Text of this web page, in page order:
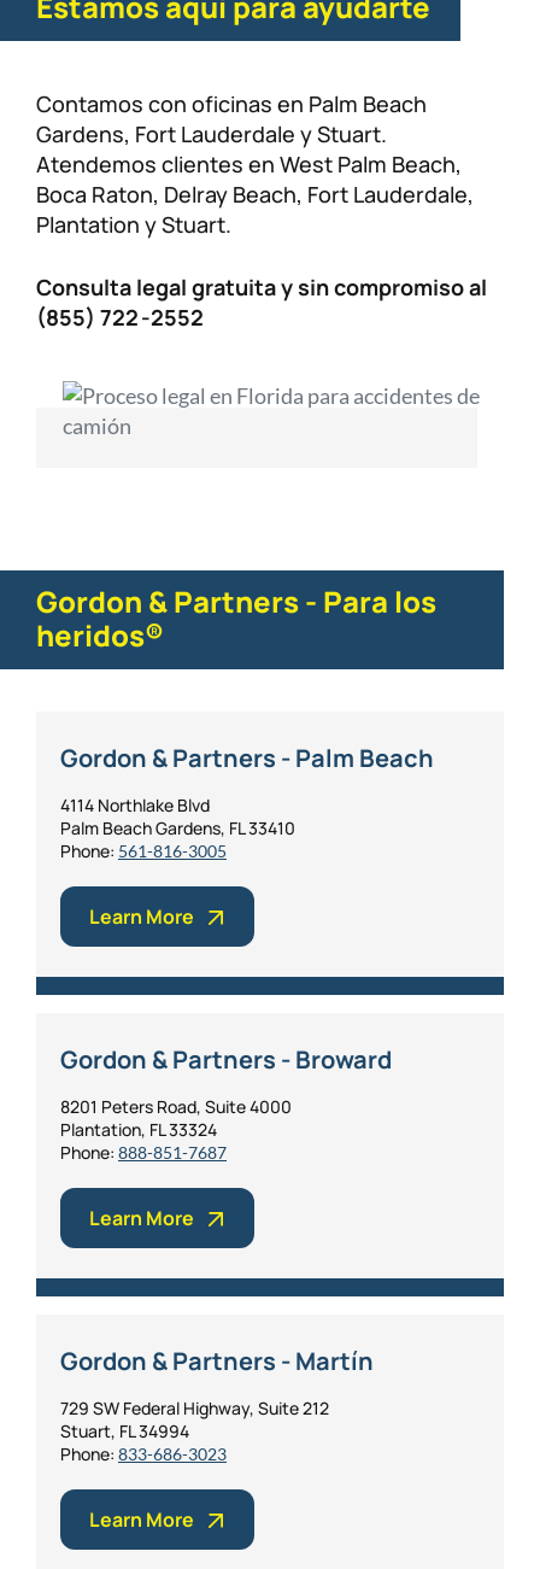
Contamos con oficinas en Palm Beach
Gardens, Fort Lauderdale y Stuart.
Atendemos clientes en West Palm Beach,
Boca Raton, Delray Beach, Fort Lauderdale,
Plantation y Stuart.
Consulta legal gratuita y sin compromiso al
(855) 722 -2552
Gordon & Partners - Para los
heridos®
Gordon & Partners - Palm Beach
4114 Northlake Blvd
Palm Beach Gardens, FL 33410
Phone: 561-816-3005
Learn More
Gordon & Partners - Broward
8201 Peters Road, Suite 4000
Plantation, FL 33324
Phone: 888-851-7687
Learn More
Gordon & Partners - Martín
729 SW Federal Highway, Suite 212
Stuart, FL 34994
Phone: 833-686-3023
Learn More